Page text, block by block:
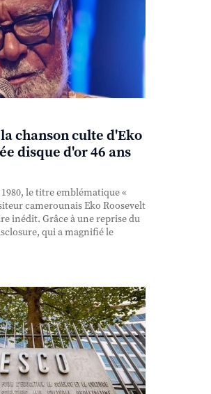
chanson culte d'Eko
disque d'or 46 ans
le titre emblématique «
camerounais Eko Roosevelt
inédit. Grâce à une reprise du
qui a magnifié le